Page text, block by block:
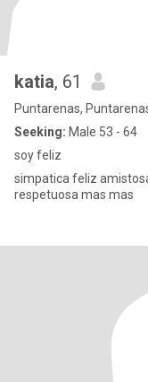
katia, 61
Puntarenas,
Seeking: Male 53 - 64
soy feliz
simpatica feliz
respetuosa mas mas